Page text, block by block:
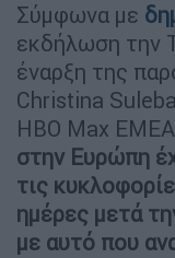
Σύμφωνα με
εκδήλωση την
έναρξη της
Christina
HBO Max
στην Ευρώπη
τις
ημέρες μετά
με αυτό που